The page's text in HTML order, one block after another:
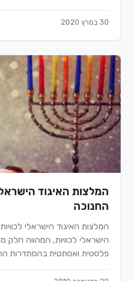
30 במרץ 2020
המלצות האיגוד
החנוכה
המלצות האיגוד הישראלי
הישראלי לכוויות, המהווה חלק
פלסטית ואסתטית בהסתדרות